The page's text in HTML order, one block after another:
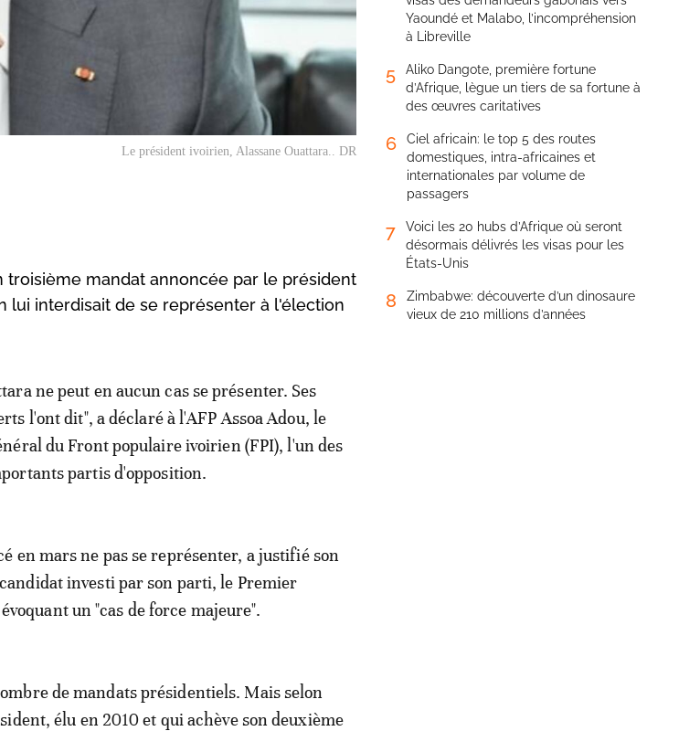
Le président ivoirien, Alassane Ouattara.. DR
mandat annoncée par le président
lui interdisait de se représenter à l'élection
ne peut en aucun cas se présenter. Ses
l'ont dit", a déclaré à l'AFP Assoa Adou, le
du Front populaire ivoirien (FPI), l'un des
partis d'opposition.
en mars ne pas se représenter, a justifié son
investi par son parti, le Premier
un "cas de force majeure".
de mandats présidentiels. Mais selon
élu en 2010 et qui achève son deuxième
Yaoundé et Malabo, l’incompréhension
à Libreville
5
Aliko Dangote, première fortune
d’Afrique, lègue un tiers de sa fortune à
des œuvres caritatives
6
Ciel africain: le top 5 des routes
domestiques, intra-africaines et
internationales par volume de
passagers
7
Voici les 20 hubs d’Afrique où seront
désormais délivrés les visas pour les
États-Unis
8
Zimbabwe: découverte d’un dinosaure
vieux de 210 millions d’années